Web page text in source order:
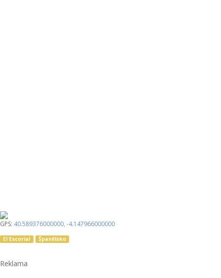
GPS: 40.589376000000, -4.147966000000
El Escorial Španělsko
Reklama